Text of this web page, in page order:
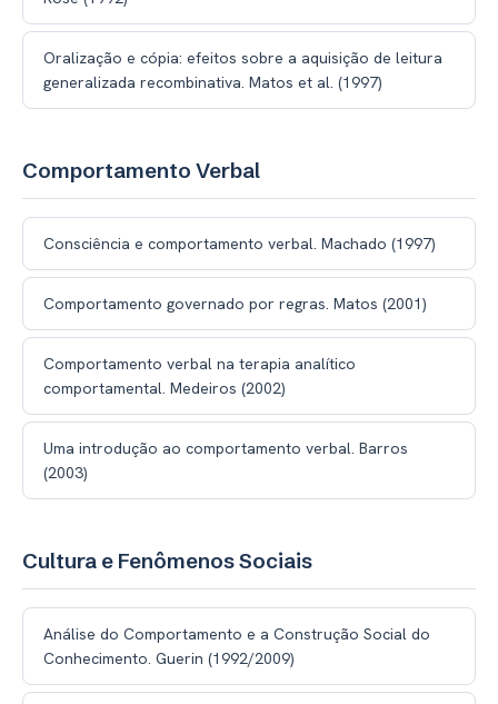
Oralização e cópia: efeitos sobre a aquisição de leitura
generalizada recombinativa. Matos et al. (1997)
Comportamento Verbal
Consciência e comportamento verbal. Machado (1997)
Comportamento governado por regras. Matos (2001)
Comportamento verbal na terapia analítico
comportamental. Medeiros (2002)
Uma introdução ao comportamento verbal. Barros
(2003)
Cultura e Fenômenos Sociais
Análise do Comportamento e a Construção Social do
Conhecimento. Guerin (1992/2009)